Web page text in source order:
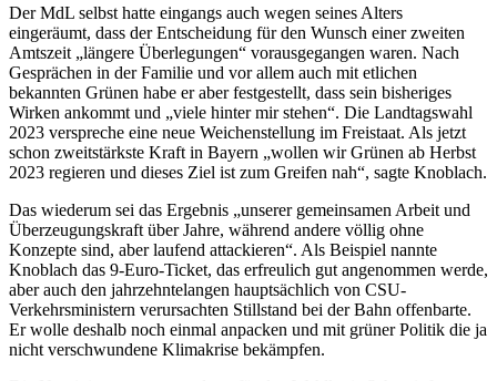
Der MdL selbst hatte eingangs auch wegen seines Alters
eingeräumt, dass der Entscheidung für den Wunsch einer zweiten
Amtszeit „längere Überlegungen“ vorausgegangen waren. Nach
Gesprächen in der Familie und vor allem auch mit etlichen
bekannten Grünen habe er aber festgestellt, dass sein bisheriges
Wirken ankommt und „viele hinter mir stehen“. Die Landtagswahl
2023 verspreche eine neue Weichenstellung im Freistaat. Als jetzt
schon zweitstärkste Kraft in Bayern „wollen wir Grünen ab Herbst
2023 regieren und dieses Ziel ist zum Greifen nah“, sagte Knoblach.
Das wiederum sei das Ergebnis „unserer gemeinsamen Arbeit und
Überzeugungskraft über Jahre, während andere völlig ohne
Konzepte sind, aber laufend attackieren“. Als Beispiel nannte
Knoblach das 9-Euro-Ticket, das erfreulich gut angenommen werde,
aber auch den jahrzehntelangen hauptsächlich von CSU-
Verkehrsministern verursachten Stillstand bei der Bahn offenbarte.
Er wolle deshalb noch einmal anpacken und mit grüner Politik die ja
nicht verschwundene Klimakrise bekämpfen.